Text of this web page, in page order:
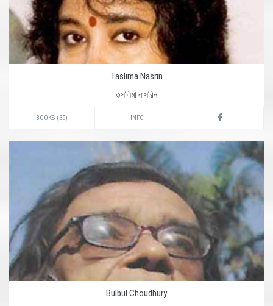
Taslima Nasrin
তসলিমা নাসরিন
BOOKS (39) INFO
Bulbul Choudhury